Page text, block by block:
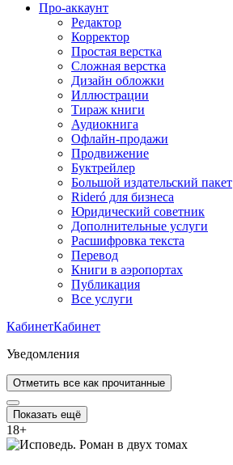
Про-аккаунт
Редактор
Корректор
Простая верстка
Сложная верстка
Дизайн обложки
Иллюстрации
Тираж книги
Аудиокнига
Офлайн-продажи
Продвижение
Буктрейлер
Большой издательский пакет
Rideró для бизнеса
Юридический советник
Дополнительные услуги
Расшифровка текста
Перевод
Книги в аэропортах
Публикация
Все услуги
КабинетКабинет
Уведомления
Отметить все как прочитанные
Показать ещё
18+